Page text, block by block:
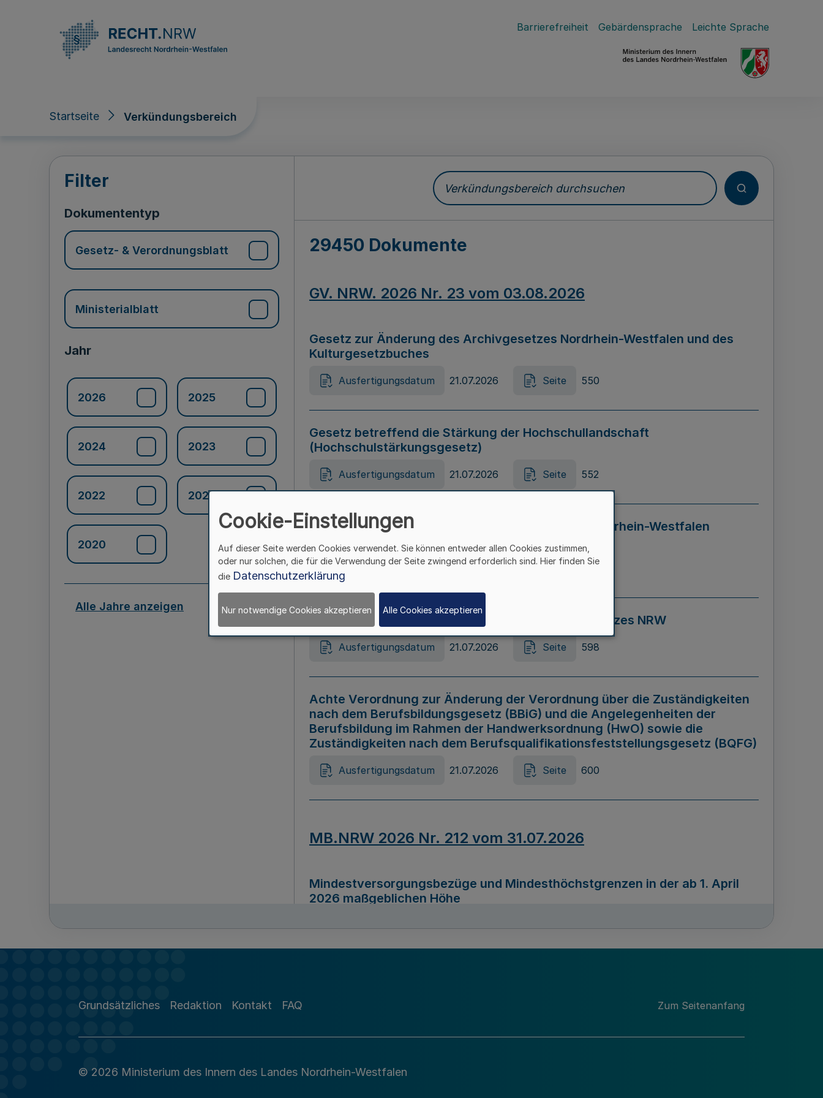
Barrierefreiheit Gebärdensprache Leichte Sprache
Startseite Verkündungsbereich
Verkündungsbereich
Filter
Dokumententyp
Gesetz- & Verordnungsblatt
Ministerialblatt
Jahr
2026 2025
2024 2023
2022 2021
2020
Alle Jahre anzeigen
Verkündungsbereich durchsuchen
29450 Dokumente
GV. NRW. 2026 Nr. 23 vom 03.08.2026
Gesetz zur Änderung des Archivgesetzes Nordrhein-Westfalen und des
Kulturgesetzbuches
Ausfertigungsdatum 21.07.2026 Seite 550
Gesetz betreffend die Stärkung der Hochschullandschaft
(Hochschulstärkungsgesetz)
Ausfertigungsdatum 21.07.2026 Seite 552
Gesetz zur Vermeidung von Diskriminierung in Nordrhein-Westfalen
(Landesantidiskriminierungsgesetz – LADG NRW)
Ausfertigungsdatum 21.07.2026 Seite 595
Gesetz zur Änderung des Online-Casinospiel Gesetzes NRW
Ausfertigungsdatum 21.07.2026 Seite 598
Achte Verordnung zur Änderung der Verordnung über die Zuständigkeiten
nach dem Berufsbildungsgesetz (BBiG) und die Angelegenheiten der
Berufsbildung im Rahmen der Handwerksordnung (HwO) sowie die
Zuständigkeiten nach dem Berufsqualifikationsfeststellungsgesetz (BQFG)
Ausfertigungsdatum 21.07.2026 Seite 600
MB.NRW 2026 Nr. 212 vom 31.07.2026
Mindestversorgungsbezüge und Mindesthöchstgrenzen in der ab 1. April
2026 maßgeblichen Höhe
Richtlinie zur Durchführung des Förderprogramms „Mittelstand Innovativ &
Grundsätzliches Redaktion Kontakt FAQ Zum Seitenanfang
© 2026 Ministerium des Innern des Landes Nordrhein-Westfalen
Cookie-Einstellungen
Auf dieser Seite werden Cookies verwendet. Sie können entweder allen Cookies zustimmen,
oder nur solchen, die für die Verwendung der Seite zwingend erforderlich sind. Hier finden Sie
die Datenschutzerklärung
Nur notwendige Cookies akzeptieren Alle Cookies akzeptieren